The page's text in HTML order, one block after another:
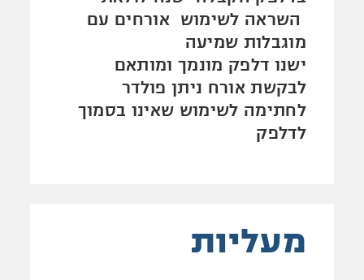
השראה לשימוש אורחים עם
מוגבלות שמיעה
ישנו דלפק מונמך ומותאם
לבקשת אורח ניתן פולדר
לחתימה לשימוש שאינו בסמוך
לדלפק
מעליות